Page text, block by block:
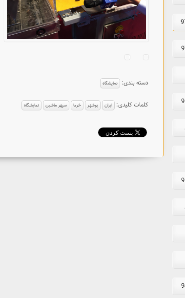
دسته بندی: نمایشگاه
کلمات کلیدی: ایران بوشهر خرما سپهر ماشین نمایشگاه